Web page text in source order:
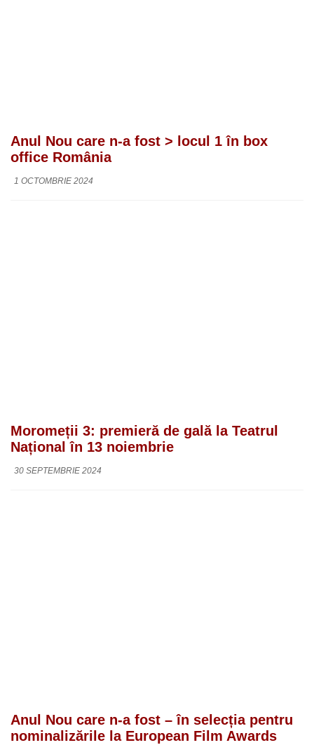
Anul Nou care n-a fost > locul 1 în box
office România
1 OCTOMBRIE 2024
Moromeții 3: premieră de gală la Teatrul
Național în 13 noiembrie
30 SEPTEMBRIE 2024
Anul Nou care n-a fost – în selecția pentru
nominalizările la European Film Awards